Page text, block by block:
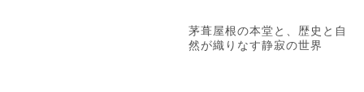
茅葺屋根の本堂と、歴史と自
然が織りなす静寂の世界